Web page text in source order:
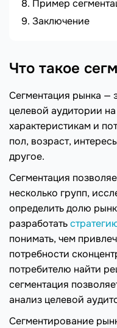
Пример
Заключение
Что такое
Сегментация рынка —
целевой аудитории
характеристикам и
пол, возраст,
другое.
Сегментация
несколько групп,
определить долю
разработать
понимать, чем
потребности
потребителю найти
сегментация
анализ целевой
Сегментирование